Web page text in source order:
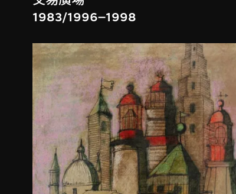
1983/1996–1998